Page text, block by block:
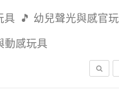
具 🎵 幼兒聲光與感官
動感玩具
搜尋